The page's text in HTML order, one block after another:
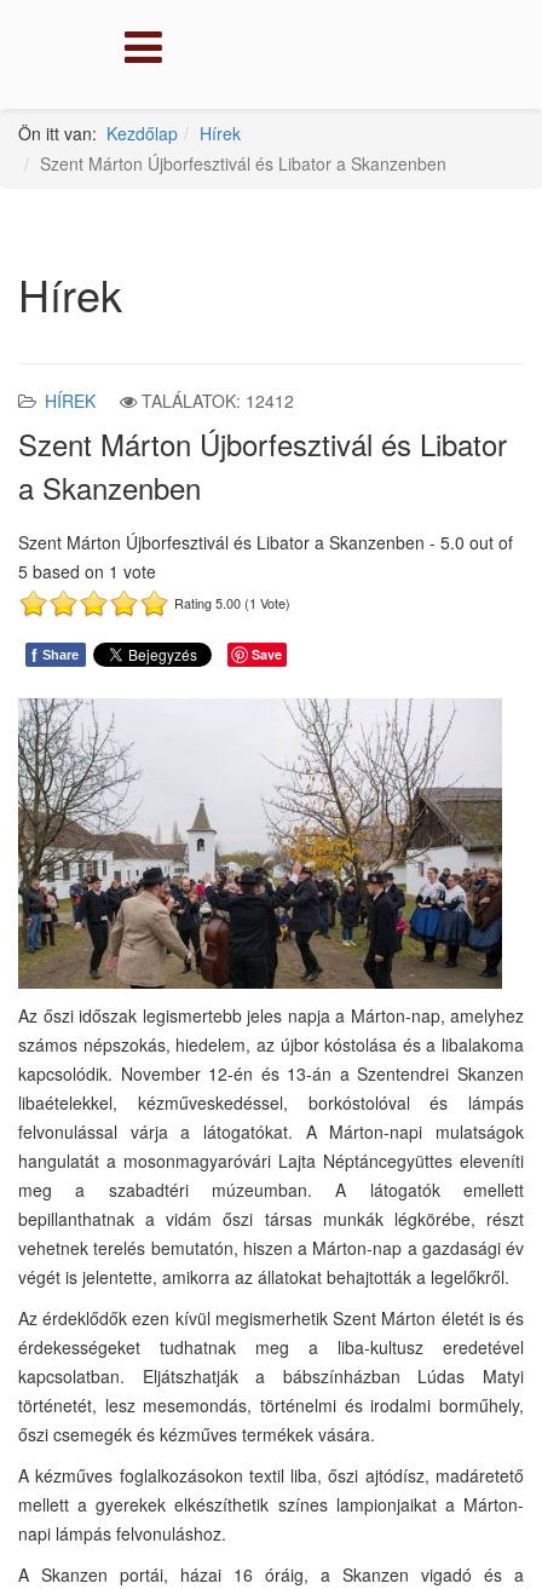
Ön itt van: Kezdőlap
Hírek
Szent Márton Újborfesztivál és Libator a Skanzenben
Hírek
HÍREK TALÁLATOK: 12412
Szent Márton Újborfesztivál és Libator
a Skanzenben
Szent Márton Újborfesztivál és Libator a Skanzenben - 5.0 out of
5 based on 1 vote
Rating 5.00 (1 Vote)
f Share Save
Az őszi időszak legismertebb jeles napja a Márton-nap, amelyhez
számos népszokás, hiedelem, az újbor kóstolása és a libalakoma
kapcsolódik. November 12-én és 13-án a Szentendrei Skanzen
libaételekkel, kézműveskedéssel, borkóstolóval és lámpás
felvonulással várja a látogatókat. A Márton-napi mulatságok
hangulatát a mosonmagyaróvári Lajta Néptáncegyüttes eleveníti
meg a szabadtéri múzeumban. A látogatók emellett
bepillanthatnak a vidám őszi társas munkák légkörébe, részt
vehetnek terelés bemutatón, hiszen a Márton-nap a gazdasági év
végét is jelentette, amikorra az állatokat behajtották a legelőkről.
Az érdeklődők ezen kívül megismerhetik Szent Márton életét is és
érdekességeket tudhatnak meg a liba-kultusz eredetével
kapcsolatban. Eljátszhatják a bábszínházban Lúdas Matyi
történetét, lesz mesemondás, történelmi és irodalmi borműhely,
őszi csemegék és kézműves termékek vására.
A kézműves foglalkozásokon textil liba, őszi ajtódísz, madáretető
mellett a gyerekek elkészíthetik színes lampionjaikat a Márton-
napi lámpás felvonuláshoz.
A Skanzen portái, házai 16 óráig, a Skanzen vigadó és a